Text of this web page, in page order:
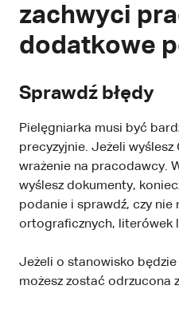
zachwyci
dodatkowe
Sprawdź błędy
Pielęgniarka musi być
precyzyjnie. Jeżeli wyślesz
wrażenie na pracodawcy.
wyślesz dokumenty,
podanie i sprawdź, czy nie
ortograficznych, literówek
Jeżeli o stanowisko
możesz zostać odrzucona